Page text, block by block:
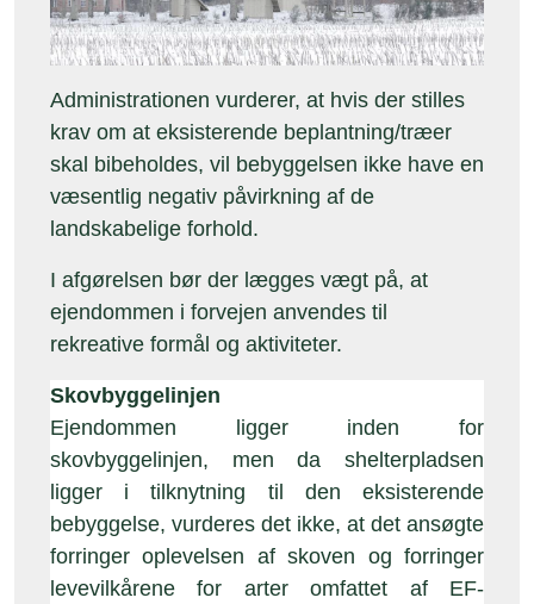
Administrationen vurderer, at hvis der stilles
krav om at eksisterende beplantning/træer
skal bibeholdes, vil bebyggelsen ikke have en
væsentlig negativ påvirkning af de
landskabelige forhold.
I afgørelsen bør der lægges vægt på, at
ejendommen i forvejen anvendes til
rekreative formål og aktiviteter.
Skovbyggelinjen
Ejendommen ligger inden for
skovbyggelinjen, men da shelterpladsen
ligger i tilknytning til den eksisterende
bebyggelse, vurderes det ikke, at det ansøgte
forringer oplevelsen af skoven og forringer
levevilkårene for arter omfattet af EF-